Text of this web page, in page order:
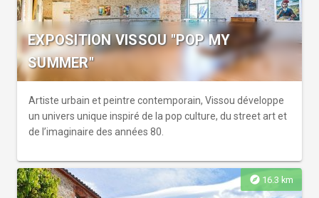
EXPOSITION VISSOU "POP MY
SUMMER"
Artiste urbain et peintre contemporain, Vissou développe
un univers unique inspiré de la pop culture, du street art et
de l’imaginaire des années 80.
explore 16.3 km